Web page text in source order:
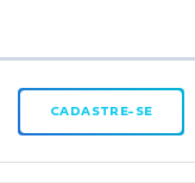
CADASTRE-SE